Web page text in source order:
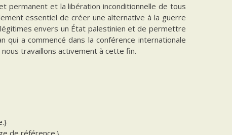
permanent et la libération inconditionnelle de tous
essentiel de créer une alternative à la guerre
envers un État palestinien et de permettre
qui a commencé dans la conférence internationale
travaillons activement à cette fin.
de référence.}